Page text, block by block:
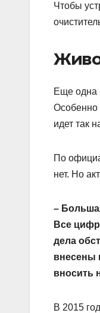
Чтобы
Еще одна
Особенно
идет так
По
нет. Но
–
Все
дела
внесены
вносить
В 2015